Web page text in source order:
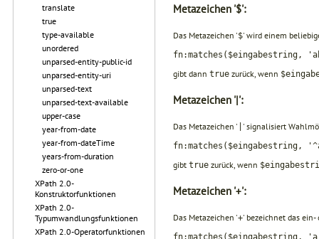
translate
true
type-available
unordered
unparsed-entity-public-id
unparsed-entity-uri
unparsed-text
unparsed-text-available
upper-case
year-from-date
year-from-dateTime
years-from-duration
zero-or-one
XPath 2.0-
Konstruktorfunktionen
XPath 2.0-
Typumwandlungsfunktionen
XPath 2.0-Operatorfunktionen
Metazeichen '$':
Das Metazeichen '$' wird einem
fn:matches($eingabestring,
gibt dann true zurück, wenn
Metazeichen '|':
Das Metazeichen ' ' signalisiert
fn:matches($eingabestring,
gibt true zurück, wenn
Metazeichen '+':
Das Metazeichen '+' bezeichnet das
fn:matches($eingabestring,